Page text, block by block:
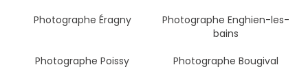
Photographe Éragny
Photographe Enghien-les-
bains
Photographe Poissy
Photographe Bougival